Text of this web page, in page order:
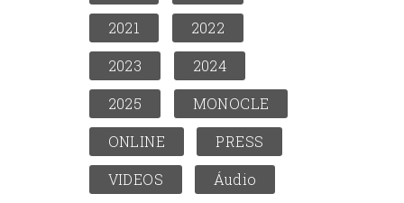
2021
2022
2023
2024
2025
MONOCLE
ONLINE
PRESS
VIDEOS
Áudio